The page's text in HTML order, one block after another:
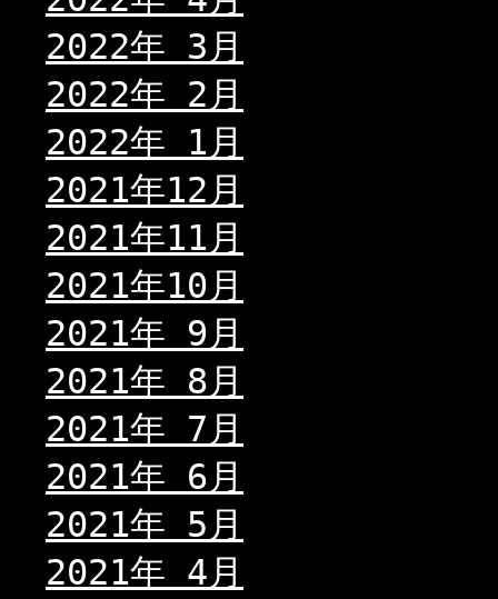
2022年 3月
2022年 2月
2022年 1月
2021年12月
2021年11月
2021年10月
2021年 9月
2021年 8月
2021年 7月
2021年 6月
2021年 5月
2021年 4月